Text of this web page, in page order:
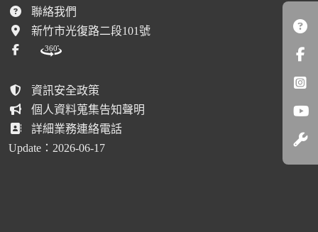
聯絡我們
新竹市光復路二段101號
資訊安全政策
個人資料蒐集告知聲明
詳細業務連絡電話
Update： 2026-06-17